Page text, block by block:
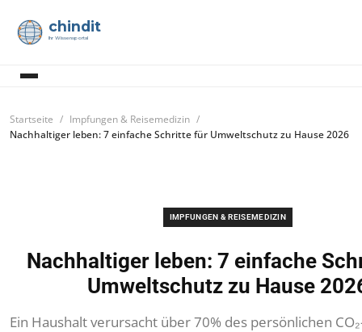
chindit
Ihr Wissensportal
Startseite
Impfungen & Reisemedizin
Nachhaltiger leben: 7 einfache Schritte für Umweltschutz zu Hause 2026
IMPFUNGEN & REISEMEDIZIN
Nachhaltiger leben: 7 einfache
Umweltschutz zu Hause
Ein Haushalt verursacht über 70% des persönlichen